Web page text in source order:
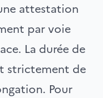
attestation
par voie
La durée de
strictement de
Pour